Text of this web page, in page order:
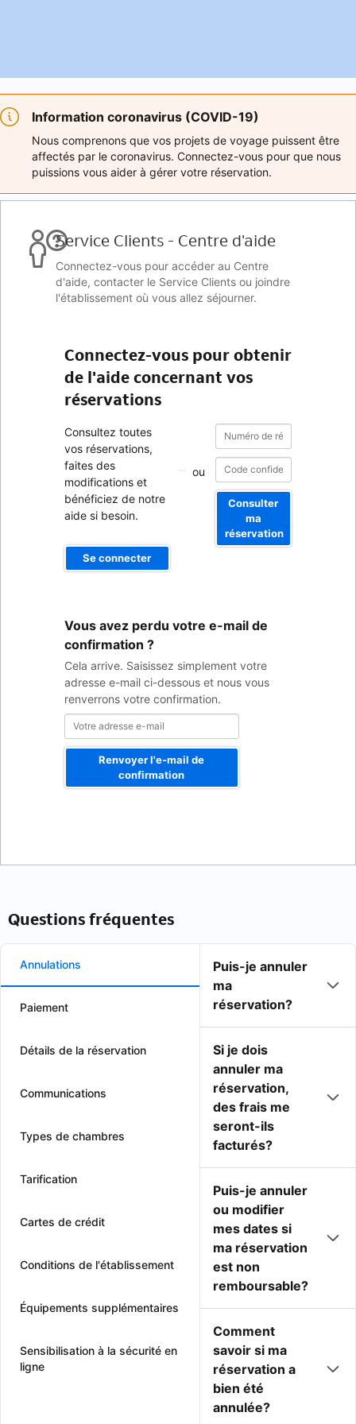
Information coronavirus (COVID-19)
Nous comprenons que vos projets de voyage puissent être
affectés par le coronavirus. Connectez-vous pour que nous
puissions vous aider à gérer votre réservation.
Service Clients - Centre d'aide
Connectez-vous pour accéder au Centre
d'aide, contacter le Service Clients ou joindre
l'établissement où vous allez séjourner.
Connectez-vous pour obtenir
de l'aide concernant vos
réservations
Consultez toutes
vos réservations,
faites des
modifications et
bénéficiez de notre
aide si besoin.
Se connecter
ou
Numéro
de
réservation
Numéro
réservation
Consulter
ma
réservation
Vous avez perdu votre e-mail de
confirmation ?
Cela arrive. Saisissez simplement votre
adresse e-mail ci-dessous et nous vous
renverrons votre confirmation.
adresse
Renvoyer l'e-mail de
confirmation
Questions fréquentes
Annulations
Paiement
Détails de la réservation
Communications
Types de chambres
Tarification
Cartes de crédit
Conditions de l'établissement
Équipements supplémentaires
Sensibilisation à la sécurité en
ligne
Puis-je annuler
ma
réservation?
Si je dois
annuler ma
réservation,
des frais me
seront-ils
facturés?
Puis-je annuler
ou modifier
mes dates si
ma réservation
est non
remboursable?
Comment
savoir si ma
réservation a
bien été
annulée?